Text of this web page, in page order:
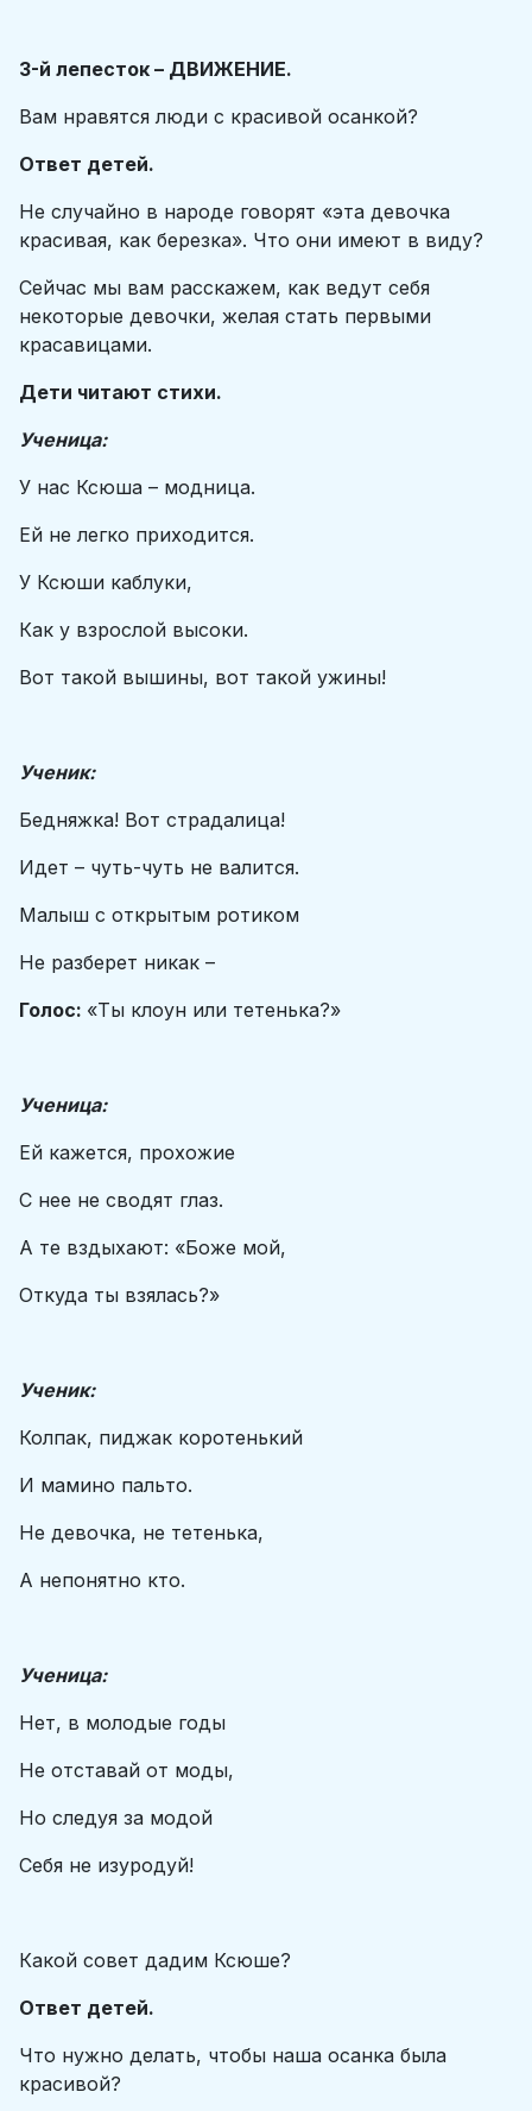
3-й лепесток – ДВИЖЕНИЕ.
Вам нравятся люди с красивой осанкой?
Ответ детей.
Не случайно в народе говорят «эта девочка
красивая, как березка». Что они имеют в виду?
Сейчас мы вам расскажем, как ведут себя
некоторые девочки, желая стать первыми
красавицами.
Дети читают стихи.
Ученица:
У нас Ксюша – модница.
Ей не легко приходится.
У Ксюши каблуки,
Как у взрослой высоки.
Вот такой вышины, вот такой ужины!
Ученик:
Бедняжка! Вот страдалица!
Идет – чуть-чуть не валится.
Малыш с открытым ротиком
Не разберет никак –
Голос: «Ты клоун или тетенька?»
Ученица:
Ей кажется, прохожие
С нее не сводят глаз.
А те вздыхают: «Боже мой,
Откуда ты взялась?»
Ученик:
Колпак, пиджак коротенький
И мамино пальто.
Не девочка, не тетенька,
А непонятно кто.
Ученица:
Нет, в молодые годы
Не отставай от моды,
Но следуя за модой
Себя не изуродуй!
Какой совет дадим Ксюше?
Ответ детей.
Что нужно делать, чтобы наша осанка была
красивой?